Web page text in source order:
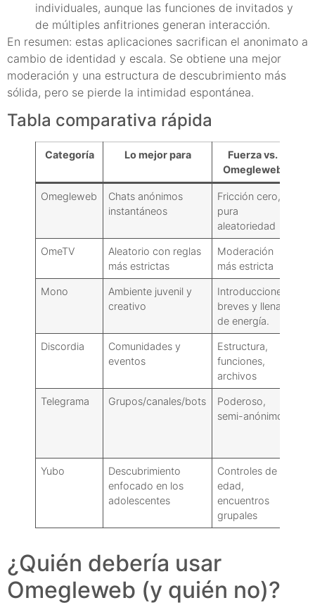
individuales, aunque las funciones de invitados y
de múltiples anfitriones generan interacción.
En resumen: estas aplicaciones sacrifican el anonimato a
cambio de identidad y escala. Se obtiene una mejor
moderación y una estructura de descubrimiento más
sólida, pero se pierde la intimidad espontánea.
Tabla comparativa rápida
Categoría Lo mejor para
Fuerza vs.
Omegleweb
Omegleweb
Chats anónimos
instantáneos
Fricción cero,
pura
aleatoriedad
OmeTV
Aleatorio con reglas
más estrictas
Moderación
más estricta
Mono
Ambiente juvenil y
creativo
Introducciones
breves y llenas
de energía.
Discordia
Comunidades y
eventos
Estructura,
funciones,
archivos
Telegrama Grupos/canales/bots
Poderoso,
semi-anónimo
Yubo
Descubrimiento
enfocado en los
adolescentes
Controles de
edad,
encuentros
grupales
¿Quién debería usar
Omegleweb (y quién no)?